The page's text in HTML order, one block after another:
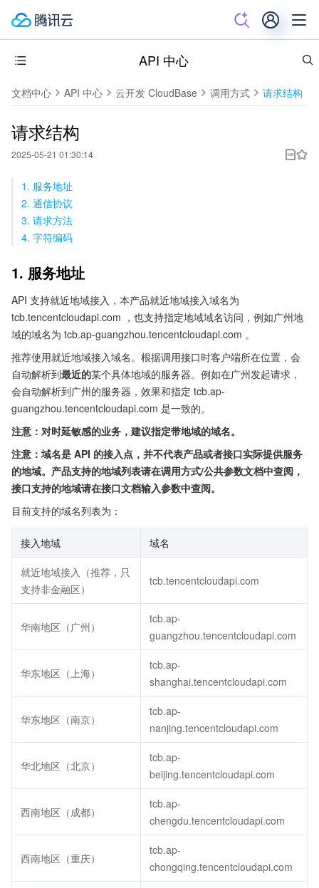
API 中心
文档中心 API 中心 云开发 CloudBase 调用方式 请求结构
请求结构
2025-05-21 01:30:14
1. 服务地址
2. 通信协议
3. 请求方法
4. 字符编码
1. 服务地址
API 支持就近地域接入，本产品就近地域接入域名为
tcb.tencentcloudapi.com ，也支持指定地域域名访问，例如广州地
域的域名为 tcb.ap-guangzhou.tencentcloudapi.com 。
推荐使用就近地域接入域名。根据调用接口时客户端所在位置，会
自动解析到最近的某个具体地域的服务器。例如在广州发起请求，
会自动解析到广州的服务器，效果和指定 tcb.ap-
guangzhou.tencentcloudapi.com 是一致的。
注意：对时延敏感的业务，建议指定带地域的域名。
注意：域名是 API 的接入点，并不代表产品或者接口实际提供服务
的地域。产品支持的地域列表请在调用方式/公共参数文档中查阅，
接口支持的地域请在接口文档输入参数中查阅。
目前支持的域名列表为：
接入地域 域名
就近地域接入（推荐，只
支持非金融区）
tcb.tencentcloudapi.com
华南地区（广州）
tcb.ap-
guangzhou.tencentcloudapi.com
华东地区（上海）
tcb.ap-
shanghai.tencentcloudapi.com
华东地区（南京）
tcb.ap-
nanjing.tencentcloudapi.com
华北地区（北京）
tcb.ap-
beijing.tencentcloudapi.com
西南地区（成都）
tcb.ap-
chengdu.tencentcloudapi.com
西南地区（重庆）
tcb.ap-
chongqing.tencentcloudapi.com